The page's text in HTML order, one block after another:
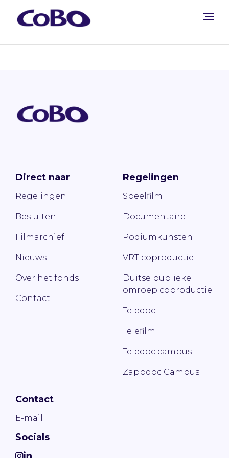
Direct naar
Regelingen
Besluiten
Filmarchief
Nieuws
Over het fonds
Contact
Regelingen
Speelfilm
Documentaire
Podiumkunsten
VRT coproductie
Duitse publieke
omroep coproductie
Teledoc
Telefilm
Teledoc campus
Zappdoc Campus
Contact
E-mail
Socials